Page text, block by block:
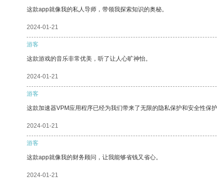
这款app就像我的私人导师，带领我探索知识的奥秘。
2024-01-21
游客
这款游戏的音乐非常优美，听了让人心旷神怡。
2024-01-21
游客
这款加速器VPM应用程序已经为我们带来了无限的隐私保护和安全性保护
2024-01-21
游客
这款app就像我的财务顾问，让我能够省钱又省心。
2024-01-21